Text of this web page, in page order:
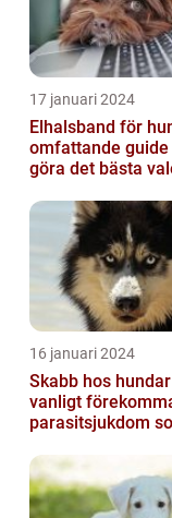
17 januari 2024
Elhalsband för
omfattande
göra det bästa
16 januari 2024
Skabb hos
vanligt
parasitsjukdom
och smittsa...